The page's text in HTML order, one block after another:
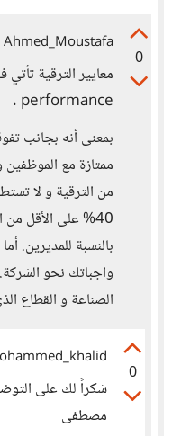
0
Ahmed_Moustafa
معايير الترقية
performance .
بمعنى أنه بجانب
من الترقية و لا
واجباتك نحو
الصناعة و القطاع
0
شكراً لك على
مصطفى